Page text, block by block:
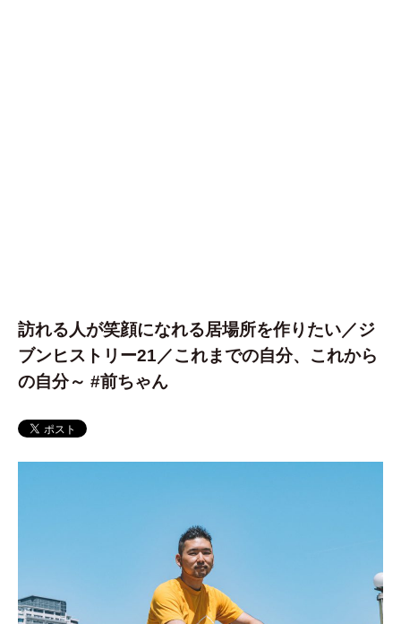
訪れる人が笑顔になれる居場所を作りたい／ジ
ブンヒストリー21／これまでの自分、これから
の自分～ #前ちゃん